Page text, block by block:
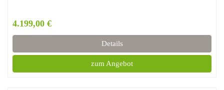
4.199,00 €
Details
zum Angebot